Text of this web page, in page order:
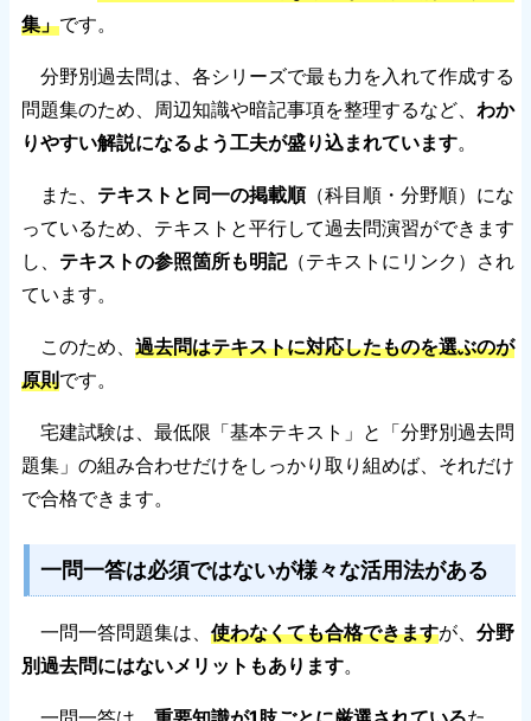
集」です。
分野別過去問は、各シリーズで最も力を入れて作成する
問題集のため、周辺知識や暗記事項を整理するなど、 わか
りやすい解説になるよう工夫が盛り込まれています。
また、 テキストと同一の掲載順（科目順・分野順）にな
っているため、テキストと平行して過去問演習ができます
し、 テキストの参照箇所も明記（テキストにリンク）され
ています。
このため、 過去問はテキストに対応したものを選ぶのが
原則です。
宅建試験は、最低限「基本テキスト」と「分野別過去問
題集」の組み合わせだけをしっかり取り組めば、それだけ
で合格できます。
一問一答は必須ではないが様々な活用法がある
一問一答問題集は、 使わなくても合格できますが、 分野
別過去問にはないメリットもあります。